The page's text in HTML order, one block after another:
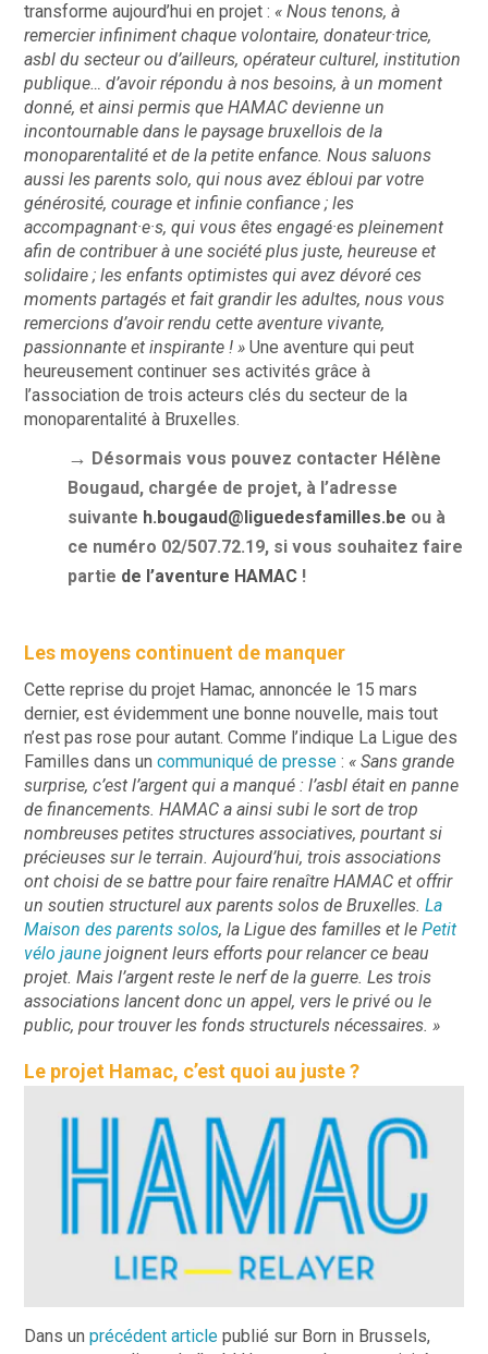
transforme aujourd’hui en projet : « Nous tenons, à
remercier infiniment chaque volontaire, donateur·trice,
asbl du secteur ou d’ailleurs, opérateur culturel, institution
publique… d’avoir répondu à nos besoins, à un moment
donné, et ainsi permis que HAMAC devienne un
incontournable dans le paysage bruxellois de la
monoparentalité et de la petite enfance. Nous saluons
aussi lesparents solo, qui nous avez ébloui par votre
générosité, courage et infinie confiance ; les
accompagnant·e·s, qui vous êtes engagé·es pleinement
afin de contribuer à une société plus juste, heureuse et
solidaire ; lesenfants optimistes qui avez dévoré ces
moments partagés et fait grandir les adultes, nous vous
remercions d’avoir rendu cette aventure vivante,
passionnante et inspirante ! »Une aventure qui peut
heureusement continuer ses activités grâce à
l’association de trois acteurs clés du secteur de la
monoparentalité à Bruxelles.
​→ Désormais vous pouvez contacter Hélène
Bougaud , chargée de projet, à l’adresse
suivante h.bougaud@liguedesfamilles.be ou à
ce numéro 02/507.72.19, si vous souhaitez faire
partie de l’aventure HAMAC !
Les moyens continuent de manquer
Cette reprise du projet Hamac, annoncée le 15 mars
dernier, est évidemment une bonne nouvelle, mais tout
n’est pas rose pour autant. Comme l’indique La Ligue des
Familles dans uncommuniqué de presse : « Sans grande
surprise, c’est l’argent qui a manqué : l’asbl était en panne
de financements. HAMAC a ainsi subi le sort de trop
nombreuses petites structures associatives, pourtant si
précieuses sur le terrain. Aujourd’hui, trois associations
ont choisi de se battre pour faire renaître HAMAC et offrir
un soutien structurel aux parents solos de Bruxelles.La
Maison des parents solos, la Ligue des familles et lePetit
vélo jaune joignent leurs efforts pour relancer ce beau
projet. Mais l’argent reste le nerf de la guerre. Les trois
associations lancent donc un appel, vers le privé ou le
public, pour trouver les fonds structurels nécessaires. »
Le projet Hamac, c’est quoi au juste ?
Dans unprécédent article publié sur Born in Brussels,